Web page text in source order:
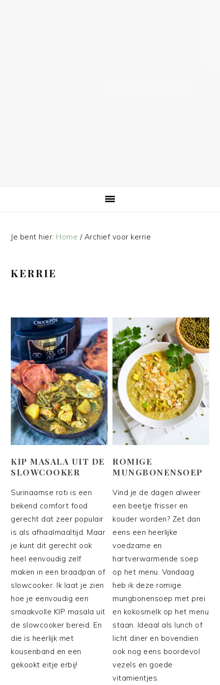
Je bent hier: Home /Archief voor kerrie
KERRIE
KIP MASALA UIT DE
SLOWCOOKER
Surinaamse roti is een
bekend comfort food
gerecht dat zeer populair
is als afhaalmaaltijd. Maar
je kunt dit gerecht ook
heel eenvoudig zelf
maken in een braadpan of
slowcooker. Ik laat je zien
hoe je eenvoudig een
smaakvolle KIP masala uit
de slowcooker bereid. En
die is heerlijk met
kousenband en een
gekookt eitje erbij!
ROMIGE
MUNGBONENSOEP
Vind je de dagen alweer
een beetje frisser en
kouder worden? Zet dan
eens een heerlijke
voedzame en
hartverwarmende soep
op het menu. Vandaag
heb ik deze romige
mungbonensoep met prei
en kokosmelk op het menu
staan. Ideaal als lunch of
licht diner en bovendien
ook nog eens boordevol
vezels en goede
vitamientjes.